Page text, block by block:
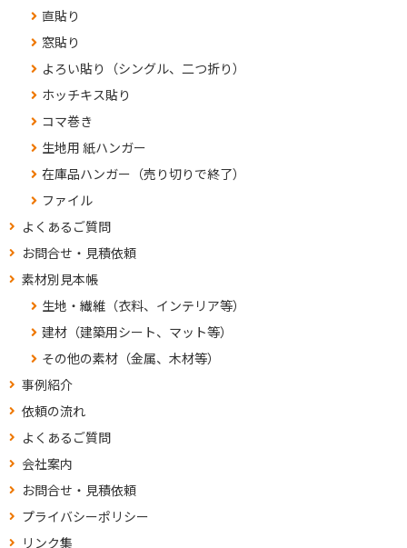
直貼り
窓貼り
よろい貼り（シングル、二つ折り）
ホッチキス貼り
コマ巻き
生地用 紙ハンガー
在庫品ハンガー（売り切りで終了）
ファイル
よくあるご質問
お問合せ・見積依頼
素材別見本帳
生地・繊維（衣料、インテリア等）
建材（建築用シート、マット等）
その他の素材（金属、木材等）
事例紹介
依頼の流れ
よくあるご質問
会社案内
お問合せ・見積依頼
プライバシーポリシー
リンク集